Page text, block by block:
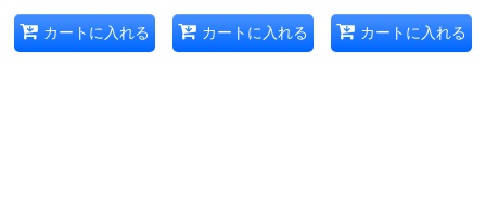
カートに入れる カートに入れる カートに入れる